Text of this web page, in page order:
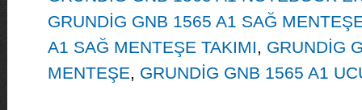
GRUNDİG GNB 1565 A1 SAĞ
A1 SAĞ MENTEŞE TAKIMI, GRUNDİG
MENTEŞE, GRUNDİG GNB 1565 A1